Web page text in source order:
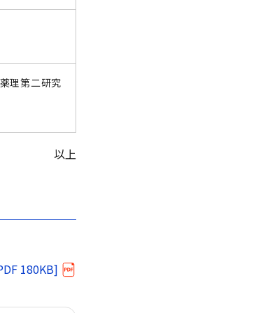
理第二研究
以上
180KB]